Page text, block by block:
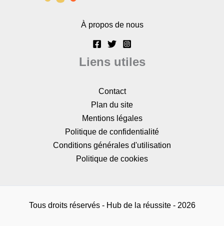
À propos de nous
Liens utiles
Contact
Plan du site
Mentions légales
Politique de confidentialité
Conditions générales d'utilisation
Politique de cookies
Tous droits réservés - Hub de la réussite - 2026